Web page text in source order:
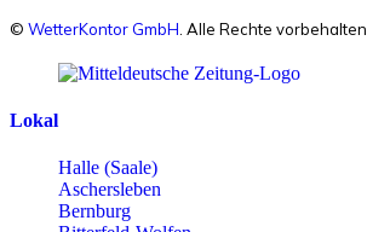
© WetterKontor GmbH . Alle Rechte vorbehalten
Lokal
Halle (Saale)
Aschersleben
Bernburg